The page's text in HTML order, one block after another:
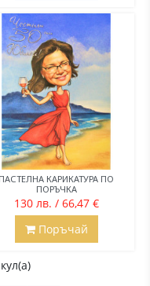
ПАСТЕЛНА КАРИКАТУРА ПО
ПОРЪЧКА
130 лв. / 66,47 €
Поръчай